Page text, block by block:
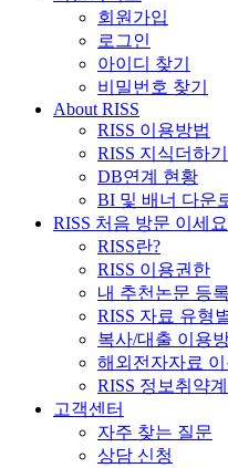
회원가입
로그인
아이디 찾기
비밀번호 찾기
About RISS
RISS 이용방법
RISS 지식더하기
DB연계 현황
BI 및 배너 다운
RISS 처음 방문 이세
RISS란?
RISS 이용권한
내 추천논문 등
RISS 자료 유형
복사/대출 이용
해외전자자료
RISS 정보취약
고객센터
자주 찾는 질문
상담 신청